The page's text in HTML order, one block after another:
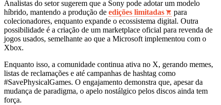
Analistas do setor sugerem que a Sony pode adotar um modelo
híbrido, mantendo a produção de edições limitadas
para
colecionadores, enquanto expande o ecossistema digital. Outra
possibilidade é a criação de um marketplace oficial para revenda de
jogos usados, semelhante ao que a Microsoft implementou com o
Xbox.
Enquanto isso, a comunidade continua ativa no X, gerando memes,
listas de reclamações e até campanhas de hashtag como
#SavePhysicalGames. O engajamento demonstra que, apesar da
mudança de paradigma, o apelo nostálgico pelos discos ainda tem
força.